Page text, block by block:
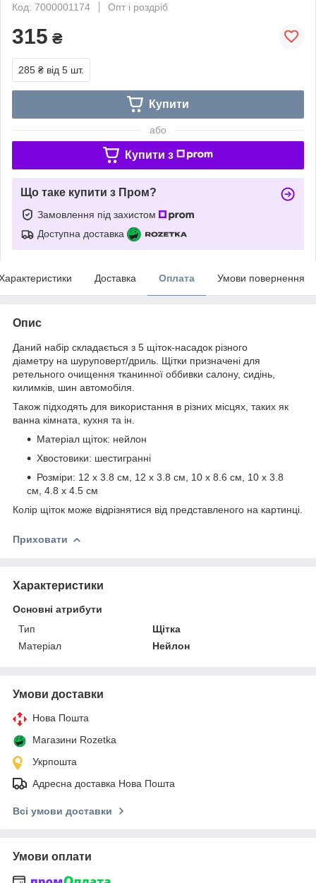
Код: 7000001174
Опт і роздріб
315 ₴
285 ₴ від 5 шт.
Купити
або
Купити з
Що таке купити з Пром?
Замовлення під захистом
Доступна доставка
Доставка Оплата Умови повернення
Опис
Даний набір складається з 5 щіток-насадок різного
діаметру на шуруповерт/дриль. Щітки призначені для
ретельного очищення тканинної оббивки салону, сидінь,
килимків, шин автомобіля.
Також підходять для використання в різних місцях, таких як
ванна кімната, кухня та ін.
Матеріал щіток: нейлон
Хвостовики: шестигранні
Розміри: 12 х 3.8 см, 12 х 3.8 см, 10 х 8.6 см, 10 х 3.8
см, 4.8 х 4.5 см
Колір щіток може відрізнятися від представленого на картинці.
Приховати
Характеристики
Основні атрибути
Тип
Щітка
Матеріал
Нейлон
Умови доставки
Нова Пошта
Магазини Rozetka
Укрпошта
Адресна доставка Нова Пошта
Всі умови доставки
Умови оплати